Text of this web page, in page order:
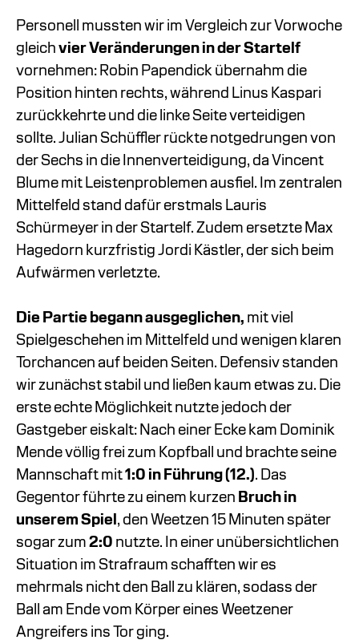
Personell mussten wir im Vergleich zur Vorwoche
gleich vier Veränderungen in der Startelf
vornehmen: Robin Papendick übernahm die
Position hinten rechts, während Linus Kaspari
zurückkehrte und die linke Seite verteidigen
sollte. Julian Schüffler rückte notgedrungen von
der Sechs in die Innenverteidigung, da Vincent
Blume mit Leistenproblemen ausfiel. Im zentralen
Mittelfeld stand dafür erstmals Lauris
Schürmeyer in der Startelf. Zudem ersetzte Max
Hagedorn kurzfristig Jordi Kästler, der sich beim
Aufwärmen verletzte.
Die Partie begann ausgeglichen, mit viel
Spielgeschehen im Mittelfeld und wenigen klaren
Torchancen auf beiden Seiten. Defensiv standen
wir zunächst stabil und ließen kaum etwas zu. Die
erste echte Möglichkeit nutzte jedoch der
Gastgeber eiskalt: Nach einer Ecke kam Dominik
Mende völlig frei zum Kopfball und brachte seine
Mannschaft mit1:0 in Führung (12.). Das
Gegentor führte zu einem kurzen Bruch in
unserem Spiel , den Weetzen 15 Minuten später
sogar zum 2:0 nutzte. In einer unübersichtlichen
Situation im Strafraum schafften wir es
mehrmals nicht den Ball zu klären, sodass der
Ball am Ende vom Körper eines Weetzener
Angreifers ins Tor ging.